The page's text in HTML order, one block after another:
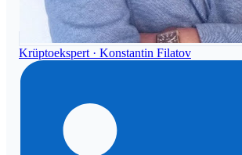
Krüptoekspert · Konstantin Filatov